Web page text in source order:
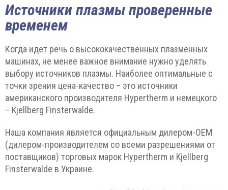
Источники плазмы проверенные
временем
Когда идет речь о высококачественных плазменных
машинах, не менее важное внимание нужно уделять
выбору источников плазмы. Наиболее оптимальные с
точки зрения цена-качество – это источники
американского производителя Hypertherm и немецкого
– Kjellberg Finsterwalde.
Наша компания является официальным дилером-ОЕМ
(дилером-производителем со всеми разрешениями от
поставщиков) торговых марок Hypertherm и Kjellberg
Finsterwalde в Украине.